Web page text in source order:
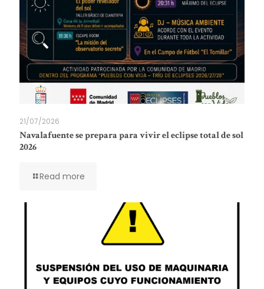
21/07/2026
Navalafuente se prepara para vivir el eclipse total de sol
2026
Read more